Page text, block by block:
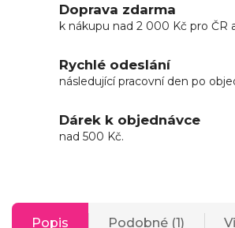
Doprava zdarma
k nákupu nad 2 000 Kč pro ČR
Rychlé odeslání
následující pracovní den po
Dárek k objednávce
nad 500 Kč.
Popis Podobné (1)